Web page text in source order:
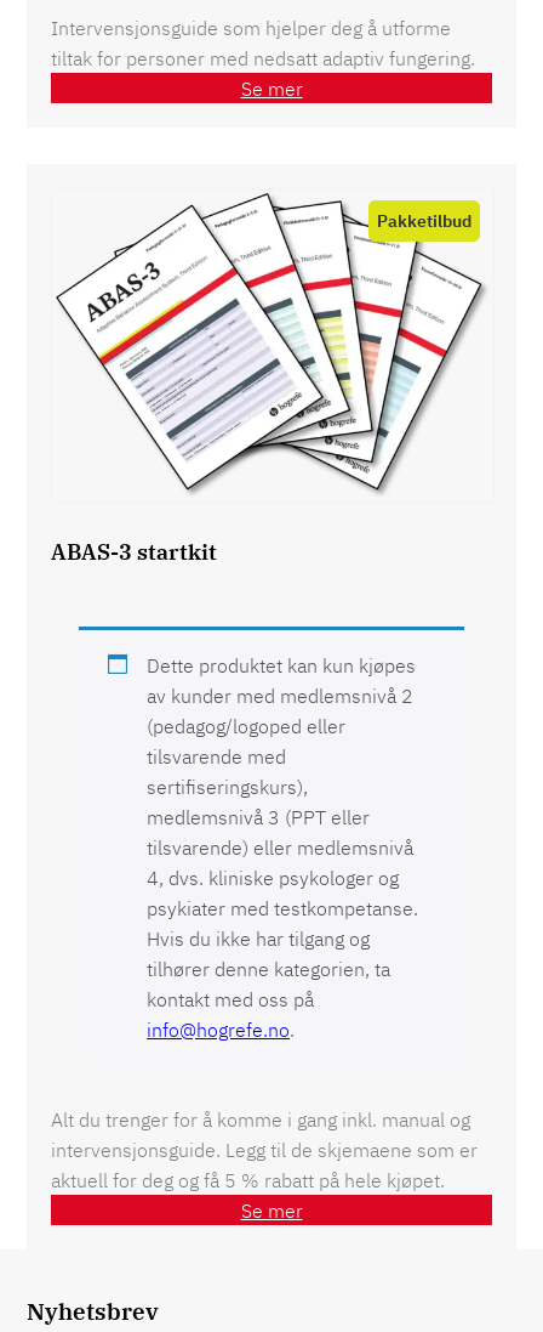
Intervensjonsguide som hjelper deg å utforme
tiltak for personer med nedsatt adaptiv fungering.
Se mer
Product
on
ABAS-3 startkit
Dette produktet kan kun kjøpes
av kunder med medlemsnivå 2
(pedagog/logoped eller
tilsvarende med
sertifiseringskurs),
medlemsnivå 3 (PPT eller
tilsvarende) eller medlemsnivå
4, dvs. kliniske psykologer og
psykiater med testkompetanse.
Hvis du ikke har tilgang og
tilhører denne kategorien, ta
kontakt med oss på
info@hogrefe.no.
Alt du trenger for å komme i gang inkl. manual og
intervensjonsguide. Legg til de skjemaene som er
aktuell for deg og få 5 % rabatt på hele kjøpet.
Se mer
Nyhetsbrev